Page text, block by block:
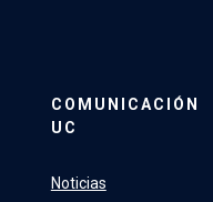
COMUNICACIÓN
UC
Noticias